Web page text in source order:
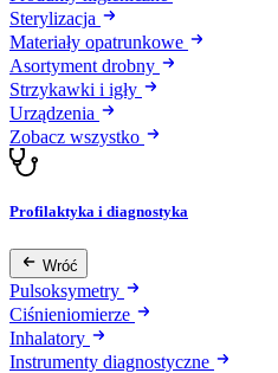
Sterylizacja
Materiały opatrunkowe
Asortyment drobny
Strzykawki i igły
Urządzenia
Zobacz wszystko
Profilaktyka i diagnostyka
Wróć
Pulsoksymetry
Ciśnieniomierze
Inhalatory
Instrumenty diagnostyczne